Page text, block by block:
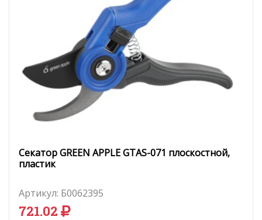
Секатор GREEN APPLE GTAS-071 плоскостной,
пластик
Артикул: Б0062395
721.02